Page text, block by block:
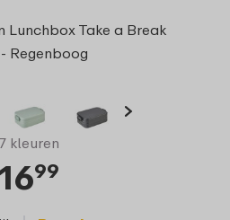
Lunchbox Take a Break
Regenboog
7 kleuren
1699